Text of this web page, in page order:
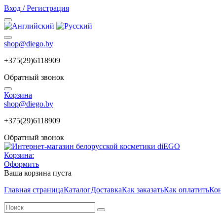
Вход / Регистрация
shop@diego.by
+375(29)6118909
Обратный звонок
Корзина
shop@diego.by
+375(29)6118909
Обратный звонок
Корзина:
Оформить
Ваша корзина пуста
Главная страницаКаталогДоставкаКак заказатьКак оплатить